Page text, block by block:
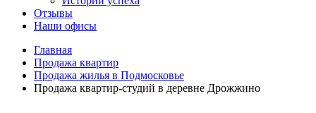
Отзывы
Наши офисы
Главная
Продажа квартир
Продажа жилья в Подмосковье
Продажа квартир-студий в деревне Дрожжино